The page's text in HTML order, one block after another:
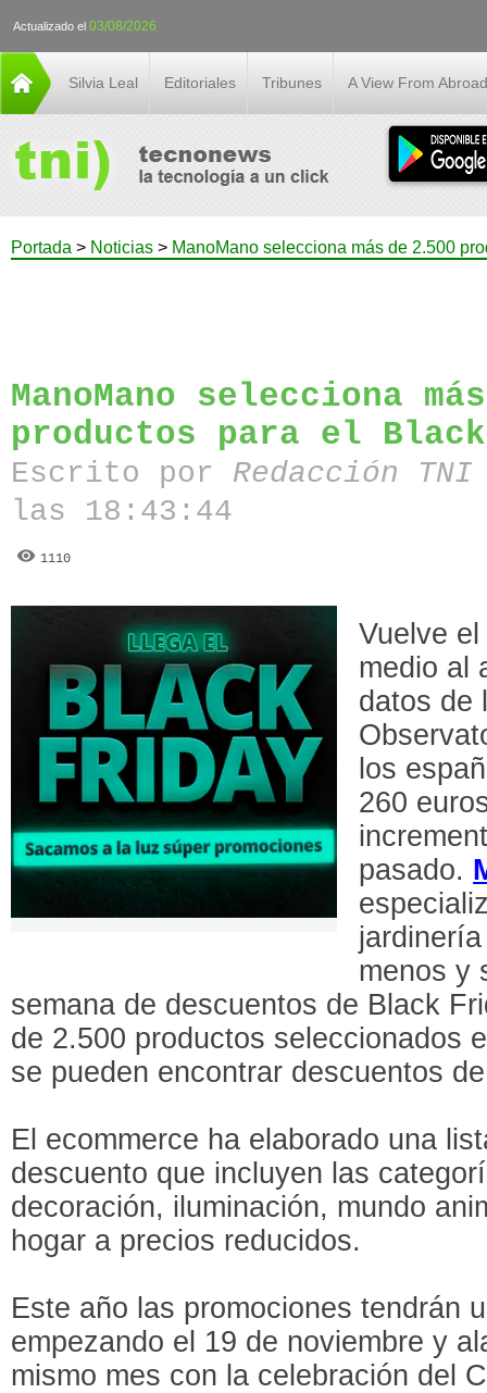
Actualizado el 03/08/2026
Silvia Leal Editoriales Tribunes A View From Abroad
Portada > Noticias > ManoMano selecciona más de 2.500
ManoMano selecciona
productos para el
Escrito por Redacción
las 18:43:44
1110
Vuelve
medio al
datos de
los
260
pasado.
menos y
semana de descuentos de Black
de 2.500 productos seleccionados
se pueden encontrar descuentos
El ecommerce ha elaborado una
descuento que incluyen las
decoración, iluminación, mundo
hogar a precios reducidos.
Este año las promociones tendrán
empezando el 19 de noviembre y
mismo mes con la celebración del